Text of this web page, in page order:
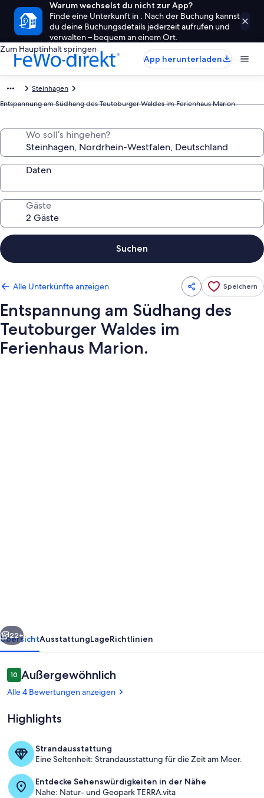
Warum wechselst du nicht zur App?
Finde eine Unterkunft in . Nach der Buchung kannst
du deine Buchungsdetails jederzeit aufrufen und
verwalten – bequem an einem Ort.
Zum Hauptinhalt springen
App herunterladen
Steinhagen
Entspannung am Südhang des Teutoburger Waldes im Ferienhaus Marion.
Wo soll’s hingehen?
Daten
Gäste
Suchen
Alle Unterkünfte anzeigen Speichern
Entspannung am Südhang des
Teutoburger Waldes im
Ferienhaus Marion.
im
Ferienhaus
Marion.
Zimmer
Weiter
22+
ÜbersichtAusstattungLageRichtlinien
Bewertungen
1010 von 10.
Außergewöhnlich
Alle 4 Bewertungen anzeigen
Highlights
Strandausstattung
Eine Seltenheit: Strandausstattung für die Zeit am Meer.
Entdecke Sehenswürdigkeiten in der Nähe
Nahe: Natur- und Geopark TERRA.vita